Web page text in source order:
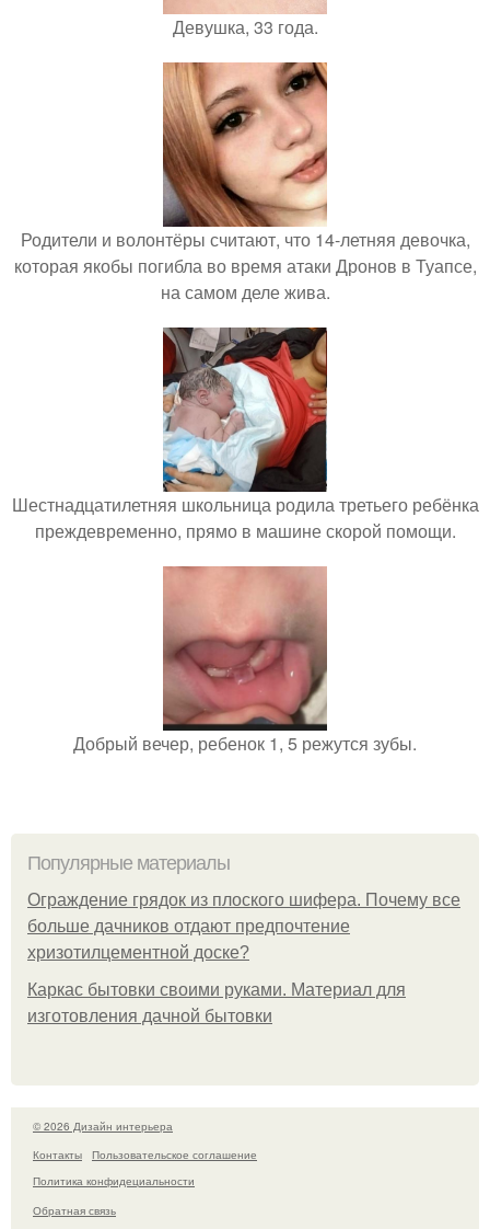
Девушка, 33 года.
Родители и волонтёры считают, что 14-летняя девочка,
которая якобы погибла во время атаки Дронов в Туапсе,
на самом деле жива.
Шестнадцатилетняя школьница родила третьего ребёнка
преждевременно, прямо в машине скорой помощи.
Добрый вечер, ребенок 1, 5 режутся зубы.
Популярные материалы
Ограждение грядок из плоского шифера. Почему все
больше дачников отдают предпочтение
хризотилцементной доске?
Каркас бытовки своими руками. Материал для
изготовления дачной бытовки
© 2026 Дизайн интерьера
Контакты
Пользовательское соглашение
Политика конфидециальности
Обратная связь